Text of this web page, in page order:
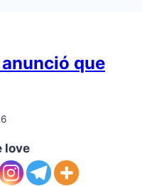
anunció que
love